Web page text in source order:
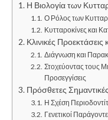
Η Βιολογία των
Ο Ρόλος των
Κυτταροκίνες και
Κλινικές Προεκτάσεις
Διάγνωση και
Στοχεύοντας τους
Προσεγγίσεις
Πρόσθετες
Η Σχέση
Γενετικοί